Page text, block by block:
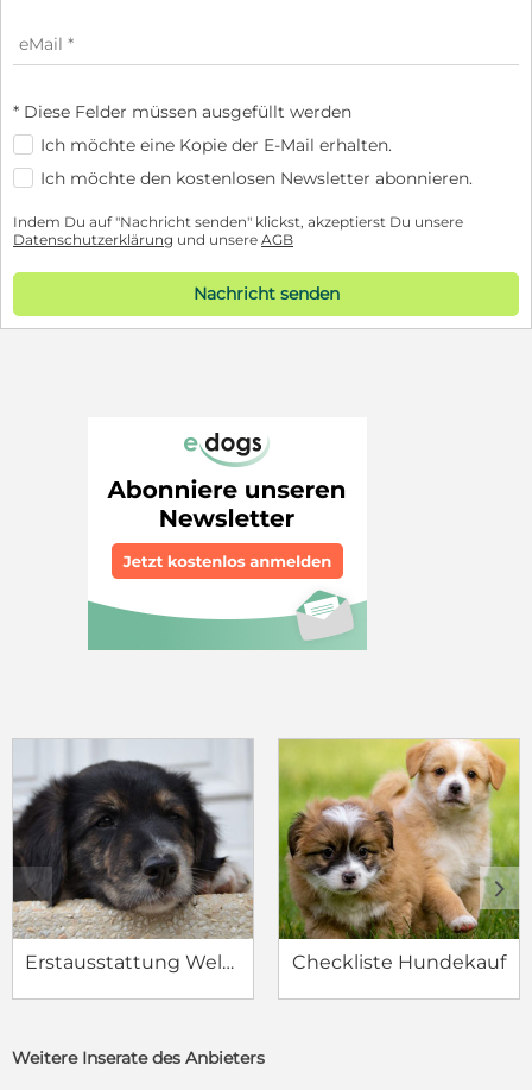
* Diese Felder müssen ausgefüllt werden
Ich möchte eine Kopie der E-Mail erhalten.
Ich möchte den kostenlosen Newsletter abonnieren.
Indem Du auf "Nachricht senden" klickst, akzeptierst Du unsere
Datenschutzerklärung und unsere AGB
Nachricht senden
Erstausstattung Welpe Checkliste Hundekauf
c d
Weitere Inserate des Anbieters